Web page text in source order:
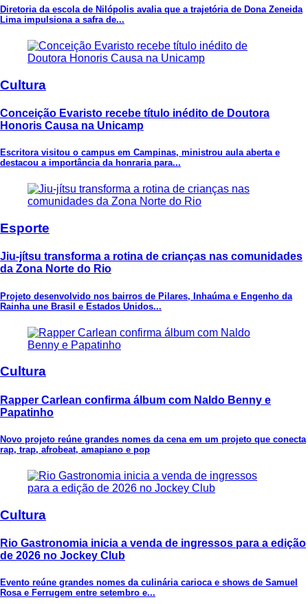
Diretoria da escola de Nilópolis avalia que a trajetória de Dona Zeneida
Lima impulsiona a safra de...
Cultura
Conceição Evaristo recebe título inédito de Doutora
Honoris Causa na Unicamp
Escritora visitou o campus em Campinas, ministrou aula aberta e
destacou a importância da honraria para...
Esporte
Jiu-jítsu transforma a rotina de crianças nas comunidades
da Zona Norte do Rio
Projeto desenvolvido nos bairros de Pilares, Inhaúma e Engenho da
Rainha une Brasil e Estados Unidos...
Cultura
Rapper Carlean confirma álbum com Naldo Benny e
Papatinho
Novo projeto reúne grandes nomes da cena em um projeto que conecta
rap, trap, afrobeat, amapiano e pop
Cultura
Rio Gastronomia inicia a venda de ingressos para a edição
de 2026 no Jockey Club
Evento reúne grandes nomes da culinária carioca e shows de Samuel
Rosa e Ferrugem entre setembro e...